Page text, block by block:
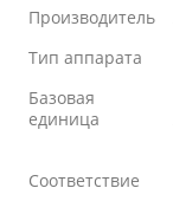
Производитель
Тип аппарата
Базовая
единица
Соответствие